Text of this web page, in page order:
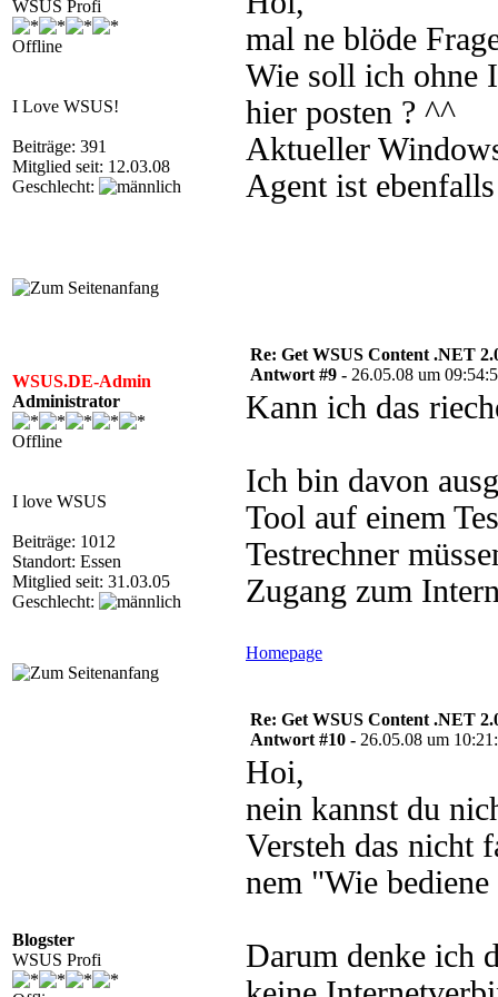
WSUS Profi
Offline
I Love WSUS!
Beiträge: 391
Mitglied seit: 12.03.08
Geschlecht:
mal ne blöde
Wie soll ich ohne
hier posten ? ^^
Aktueller
Agent ist
WSUS.DE-Admin
Administrator
Offline
I love WSUS
Beiträge: 1012
Standort: Essen
Mitglied seit: 31.03.05
Geschlecht:
Re: Get WSUS Content .NET
Antwort #9 - 26.05.08 um
Kann ich das
Ich bin davon
Tool auf einem
Testrechner
Zugang zum
Homepage
Blogster
WSUS Profi
Re: Get WSUS Content .NET
Antwort #10 - 26.05.08 um
Hoi,
nein kannst du
Versteh das nicht
nem "Wie
Darum denke ich